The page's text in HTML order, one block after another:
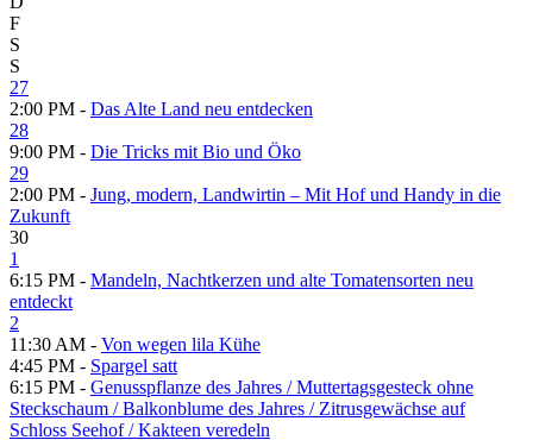
F
S
S
27
2:00 PM - Das Alte Land neu entdecken
28
9:00 PM - Die Tricks mit Bio und Öko
29
2:00 PM - Jung, modern, Landwirtin – Mit Hof und Handy in die
Zukunft
30
1
6:15 PM - Mandeln, Nachtkerzen und alte Tomatensorten neu
entdeckt
2
11:30 AM - Von wegen lila Kühe
4:45 PM - Spargel satt
6:15 PM - Genusspflanze des Jahres /​ Muttertagsgesteck ohne
Steckschaum /​ Balkonblume des Jahres /​ Zitrusgewächse auf
Schloss Seehof /​ Kakteen veredeln